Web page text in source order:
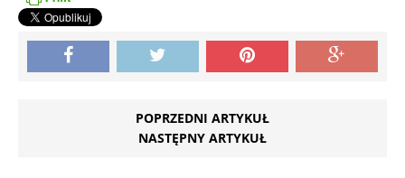
POPRZEDNI ARTYKUŁ
NASTĘPNY ARTYKUŁ